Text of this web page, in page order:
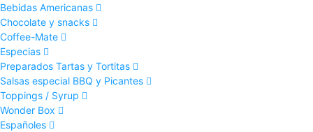
Bebidas Americanas
Chocolate y snacks
Coffee-Mate
Especias
Preparados Tartas y Tortitas
Salsas especial BBQ y Picantes
Toppings / Syrup
Wonder Box
Españoles